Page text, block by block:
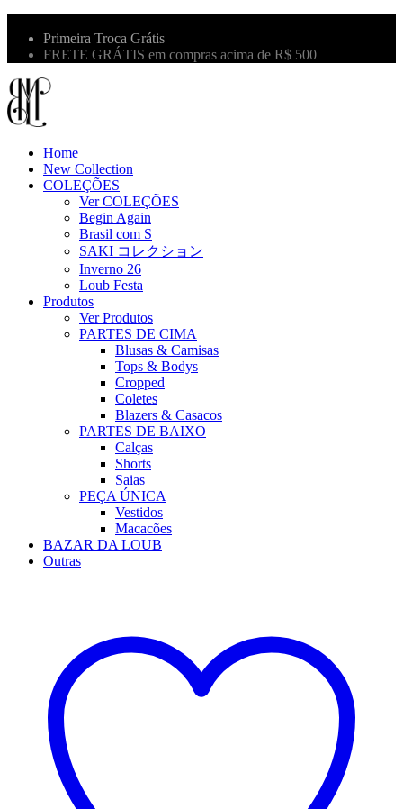
Primeira Troca Grátis
FRETE GRÁTIS em compras acima de R$ 500
Home
New Collection
COLEÇÕES
Ver COLEÇÕES
Begin Again
Brasil com S
SAKI コレクション
Inverno 26
Loub Festa
Produtos
Ver Produtos
PARTES DE CIMA
Blusas & Camisas
Tops & Bodys
Cropped
Coletes
Blazers & Casacos
PARTES DE BAIXO
Calças
Shorts
Saias
PEÇA ÚNICA
Vestidos
Macacões
BAZAR DA LOUB
Outras